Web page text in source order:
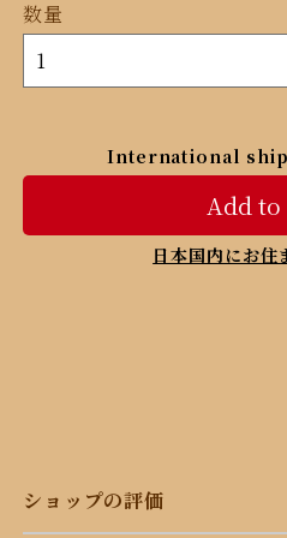
数量
International
Add
日本国内にお住
ショップの評価